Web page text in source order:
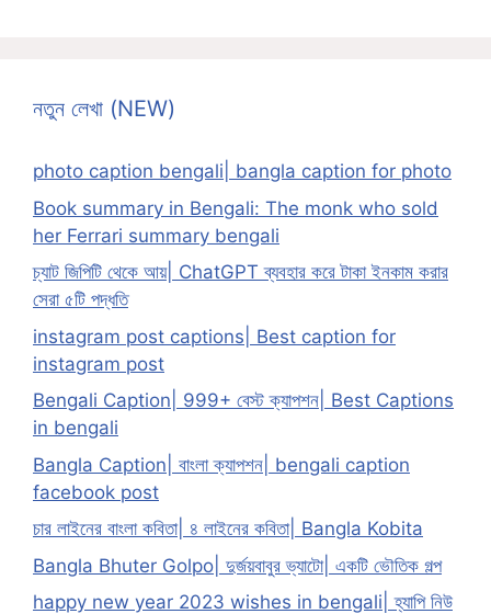
নতুন লেখা (NEW)
photo caption bengali| bangla caption for photo
Book summary in Bengali: The monk who sold
her Ferrari summary bengali
চ্যাট জিপিটি থেকে আয়| ChatGPT ব্যবহার করে টাকা ইনকাম করার
সেরা ৫টি পদ্ধতি
instagram post captions| Best caption for
instagram post
Bengali Caption| 999+ বেস্ট ক্যাপশন| Best Captions
in bengali
Bangla Caption| বাংলা ক্যাপশন| bengali caption
facebook post
চার লাইনের বাংলা কবিতা| ৪ লাইনের কবিতা| Bangla Kobita
Bangla Bhuter Golpo| দুর্জয়বাবুর ভ্যাটো| একটি ভৌতিক গল্প
happy new year 2023 wishes in bengali| হ্যাপি নিউ